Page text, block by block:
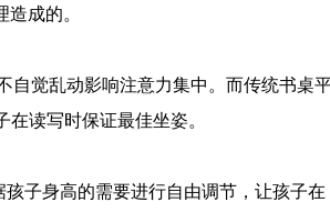
成的。
觉乱动影响注意力集中。而传统书桌
读写时保证最佳坐姿。
孩子身高的需要进行自由调节，让孩子在